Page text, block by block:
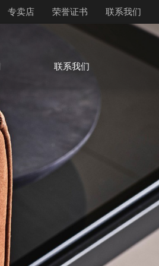
专卖店 荣誉证书 联系我们
联系我们